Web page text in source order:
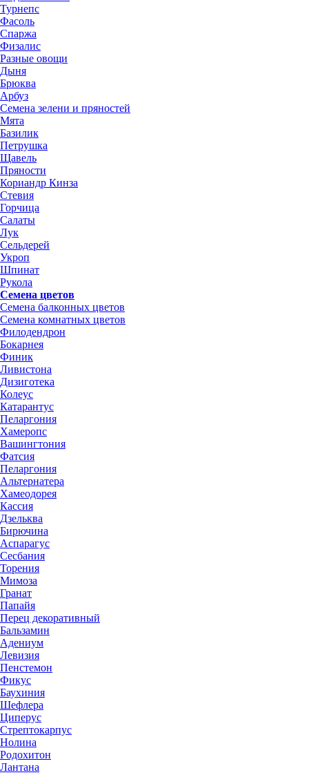
Турнепс
Фасоль
Спаржа
Физалис
Разные овощи
Дыня
Брюква
Арбуз
Семена зелени и пряностей
Мята
Базилик
Петрушка
Щавель
Пряности
Кориандр Кинза
Стевия
Горчица
Салаты
Лук
Сельдерей
Укроп
Шпинат
Рукола
Семена цветов
Семена балконных цветов
Семена комнатных цветов
Филодендрон
Бокарнея
Финик
Ливистона
Дизиготека
Колеус
Катарантус
Пеларгония
Хамеропс
Вашингтония
Фатсия
Пеларгония
Альтернатера
Хамеодорея
Кассия
Дзельква
Бирючина
Аспарагус
Сесбания
Торения
Мимоза
Гранат
Папайя
Перец декоративный
Бальзамин
Адениум
Левизия
Пенстемон
Фикус
Баухиния
Шефлера
Циперус
Стрептокарпус
Нолина
Родохитон
Лантана